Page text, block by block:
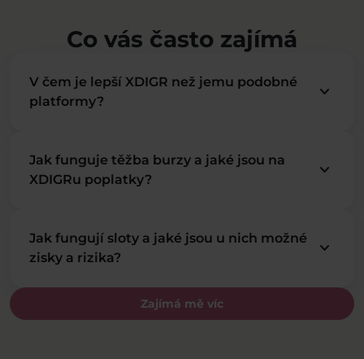
Co vás často zajímá
Zajímá mě víc
V čem je lepší XDIGR než jemu podobné
platformy?
keyboard_arrow_down
Jak funguje těžba burzy a jaké jsou na
XDIGRu poplatky?
keyboard_arrow_down
Jak fungují sloty a jaké jsou u nich možné
zisky a rizika?
keyboard_arrow_down